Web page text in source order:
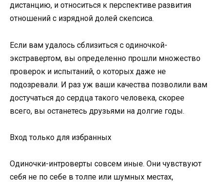
дистанцию, и относиться к перспективе развития
отношений с изрядной долей скепсиса.
Если вам удалось сблизиться с одиночкой-
экстравертом, вы определенно прошли множество
проверок и испытаний, о которых даже не
подозревали. И раз уж ваши качества позволили вам
достучаться до сердца такого человека, скорее
всего, вы останетесь друзьями на долгие годы.
Вход только для избранных
Одиночки-интроверты совсем иные. Они чувствуют
себя не по себе в толпе или шумных местах,